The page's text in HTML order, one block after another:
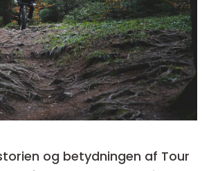
og betydningen af Tour